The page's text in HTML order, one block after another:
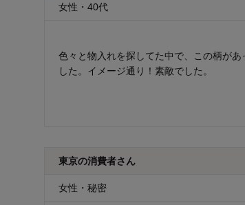
女性・40代
色々と物入れを探してた中で、この柄が
した。イメージ通り！素敵でした。
東京の消費者さん
女性・秘密